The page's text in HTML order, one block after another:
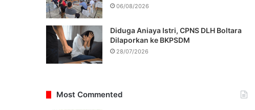
06/08/2026
Diduga Aniaya Istri, CPNS DLH Boltara
Dilaporkan ke BKPSDM
28/07/2026
Most Commented